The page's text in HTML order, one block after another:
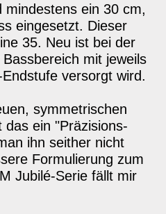
mindestens ein 30 cm,
eingesetzt. Dieser
35. Neu ist bei der
mit jeweils
versorgt wird.
symmetrischen
das ein "Präzisions-
ihn seither nicht
Formulierung zum
Jubilé-Serie fällt mir